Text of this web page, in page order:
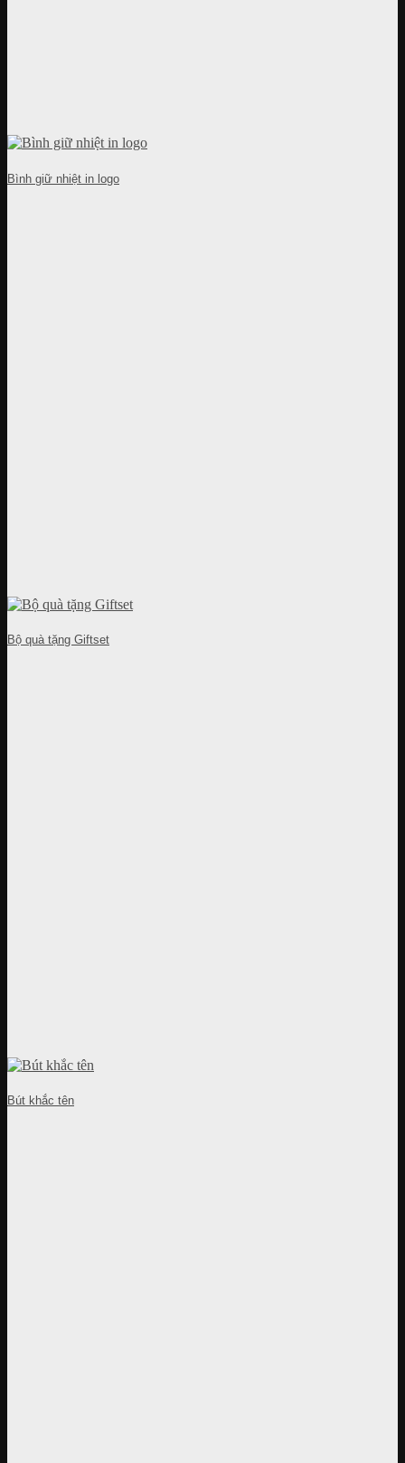
Bình giữ nhiệt in logo
Bộ quà tặng Giftset
Bút khắc tên